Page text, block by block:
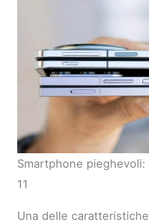
Smartphone
11
Una delle